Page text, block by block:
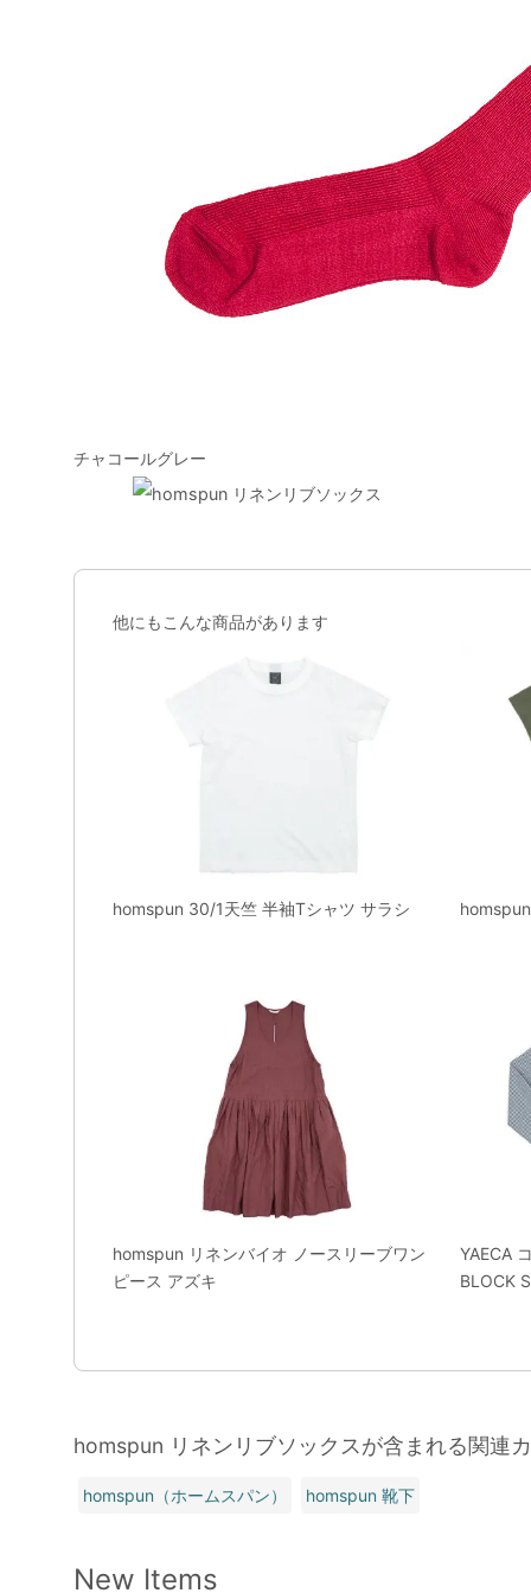
チャコールグレー
他にもこんな商品があります
homspun 30/1天竺 半袖Tシャツ サラシ
homspun リネンバイオ ノースリーブワン
ピース アズキ
YAECA
BLOCK
homspun リネンリブソックスが含まれる関連
homspun（ホームスパン） homspun 靴下
New Items